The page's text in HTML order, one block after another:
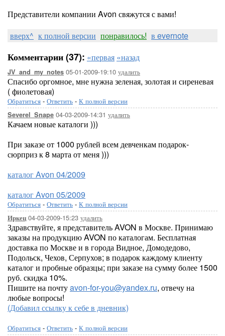
Представители компании Avon свяжутся с вами!
вверх^ к полной версии понравилось! в evernote
Комментарии (37): «первая «назад
JV_and_my_notes 05-01-2009-19:10 удалить
Спасибо оргомное, мне нужна зеленая, золотая и сиреневая
( фиолетовая)
Обратиться - Ответить - К полной версии
Severel_Snape 04-03-2009-14:31 удалить
Качаем новые каталоги )))
При заказе от 1000 рублей всем девченкам подарок-
сюрприз к 8 марта от меня )))
каталог Avon 04/2009
каталог Avon 05/2009
Обратиться - Ответить - К полной версии
Иркец 04-03-2009-15:23 удалить
Здравствуйте, я представитель AVON в Москве. Принимаю
заказы на продукцию AVON по каталогам. Бесплатная
доставка по Москве и в города Видное, Домодедово,
Подольск, Чехов, Серпухов; в подарок каждому клиенту
каталог и пробные образцы; при заказе на сумму более 1500
руб. скидка 10%.
Пишите на почтуavon-for-you@yandex.ru, отвечу на
любые вопросы!
(Добавил ссылку к себе в дневник)
Обратиться - Ответить - К полной версии